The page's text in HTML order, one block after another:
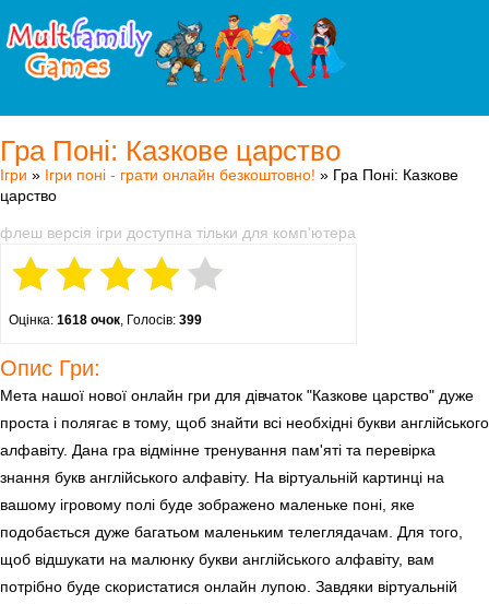
Гра Поні: Казкове царство
Ігри » Ігри поні - грати онлайн безкоштовно! » Гра Поні: Казкове
царство
флеш версія ігри доступна тільки для комп'ютера
Оцінка: 1618 очок, Голосів: 399
Опис Гри:
Мета нашої нової онлайн гри для дівчаток "Казкове царство" дуже
проста і полягає в тому, щоб знайти всі необхідні букви англійського
алфавіту. Дана гра відмінне тренування пам'яті та перевірка
знання букв англійського алфавіту. На віртуальній картинці на
вашому ігровому полі буде зображено маленьке поні, яке
подобається дуже багатьом маленьким телеглядачам. Для того,
щоб відшукати на малюнку букви англійського алфавіту, вам
потрібно буде скористатися онлайн лупою. Завдяки віртуальній